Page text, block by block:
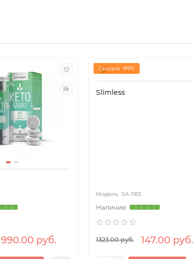
990.00 руб.
Скидка -89%
Slimless
SA-1183
1323.00 руб. 147.00 руб.